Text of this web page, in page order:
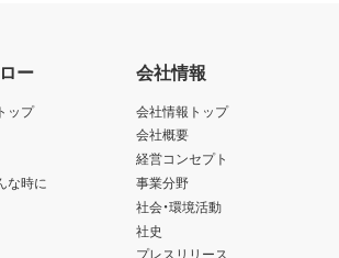
ー
ップ
な時に
会社情報
会社情報トップ
会社概要
経営コンセプト
事業分野
社会・環境活動
社史